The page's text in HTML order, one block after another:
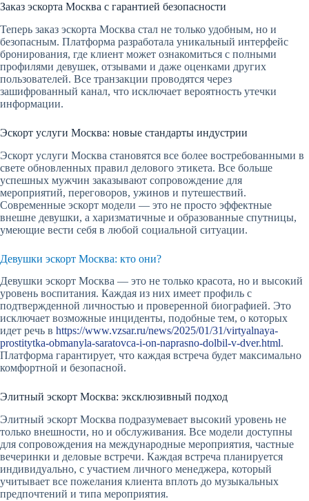
Заказ эскорта Москва с гарантией безопасности
Теперь заказ эскорта Москва стал не только удобным, но и
безопасным. Платформа разработала уникальный интерфейс
бронирования, где клиент может ознакомиться с полными
профилями девушек, отзывами и даже оценками других
пользователей. Все транзакции проводятся через
зашифрованный канал, что исключает вероятность утечки
информации.
Эскорт услуги Москва: новые стандарты индустрии
Эскорт услуги Москва становятся все более востребованными в
свете обновленных правил делового этикета. Все больше
успешных мужчин заказывают сопровождение для
мероприятий, переговоров, ужинов и путешествий.
Современные эскорт модели — это не просто эффектные
внешне девушки, а харизматичные и образованные спутницы,
умеющие вести себя в любой социальной ситуации.
Девушки эскорт Москва: кто они?
Девушки эскорт Москва — это не только красота, но и высокий
уровень воспитания. Каждая из них имеет профиль с
подтвержденной личностью и проверенной биографией. Это
исключает возможные инциденты, подобные тем, о которых
идет речь в https://www.vzsar.ru/news/2025/01/31/virtyalnaya-
prostitytka-obmanyla-saratovca-i-on-naprasno-dolbil-v-dver.html.
Платформа гарантирует, что каждая встреча будет максимально
комфортной и безопасной.
Элитный эскорт Москва: эксклюзивный подход
Элитный эскорт Москва подразумевает высокий уровень не
только внешности, но и обслуживания. Все модели доступны
для сопровождения на международные мероприятия, частные
вечеринки и деловые встречи. Каждая встреча планируется
индивидуально, с участием личного менеджера, который
учитывает все пожелания клиента вплоть до музыкальных
предпочтений и типа мероприятия.